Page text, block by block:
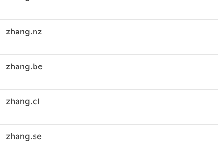
zhang.nz
zhang.be
zhang.cl
zhang.se